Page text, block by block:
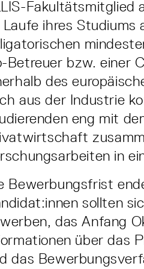
Fakultätsmitglied
Laufe ihres Studiums
Betreuer bzw. einer
des
aus der Industrie
eng mit
in
Bewerbungsfrist
sollten
das Anfang
über das
das